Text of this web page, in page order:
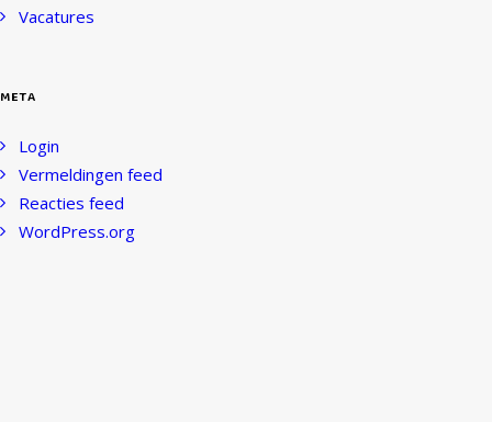
Vacatures
META
Login
Vermeldingen feed
Reacties feed
WordPress.org